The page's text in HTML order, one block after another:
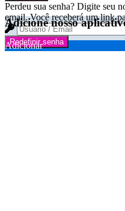
Perdeu sua senha? Digite seu
email. Você receberá um link
Redefinir senha
Adicione nosso
Adicionar